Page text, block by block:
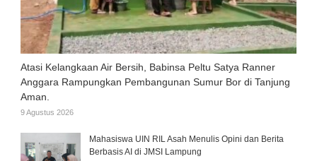
Atasi Kelangkaan Air Bersih, Babinsa Peltu Satya Ranner
Anggara Rampungkan Pembangunan Sumur Bor di Tanjung
Aman.
9 Agustus 2026
Mahasiswa UIN RIL Asah Menulis Opini dan Berita
Berbasis AI di JMSI Lampung